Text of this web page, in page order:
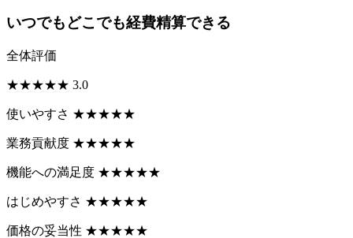
いつでもどこでも経費精算できる
全体評価
★★★★★ 3.0
使いやすさ ★★★★★
業務貢献度 ★★★★★
機能への満足度 ★★★★★
はじめやすさ ★★★★★
価格の妥当性 ★★★★★